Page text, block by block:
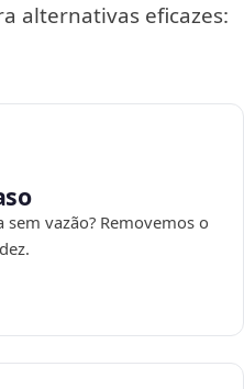
alternativas eficazes:
vazão? Removemos o